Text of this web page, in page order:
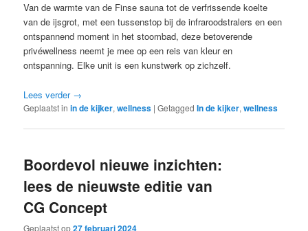
Van de warmte van de Finse sauna tot de verfrissende koelte
van de ijsgrot, met een tussenstop bij de infraroodstralers en een
ontspannend moment in het stoombad, deze betoverende
privéwellness neemt je mee op een reis van kleur en
ontspanning. Elke unit is een kunstwerk op zichzelf.
Lees verder →
Geplaatst in in de kijker,wellness |Getagged In de kijker,wellness
Boordevol nieuwe inzichten:
lees de nieuwste editie van
CG Concept
Geplaatst op27 februari 2024